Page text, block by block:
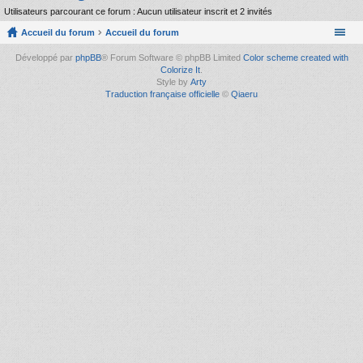
Utilisateurs parcourant ce forum : Aucun utilisateur inscrit et 2 invités
Accueil du forum Accueil du forum
Développé par phpBB® Forum Software © phpBB Limited Color scheme created with
Colorize It.
Style by Arty
Traduction française officielle © Qiaeru